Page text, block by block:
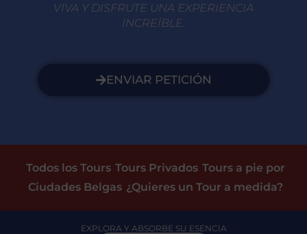
VIVA Y DISFRUTE UNA EXPERIENCIA
INCREÍBLE.
ENVIAR PETICIÓN
Todos los Tours Tours Privados Tours a pie por
Ciudades Belgas ¿Quieres un Tour a medida?
EXPLORA Y ABSORBE SU ESENCIA